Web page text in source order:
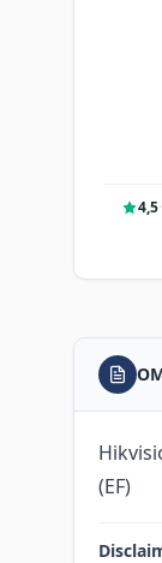
4,5·
(EF)